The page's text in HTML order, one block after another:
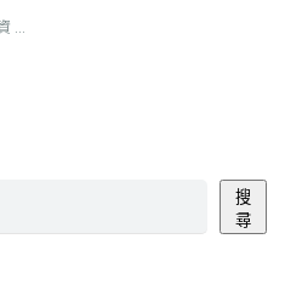
...
搜
尋